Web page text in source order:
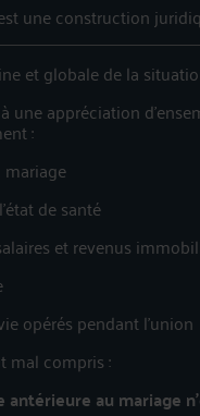
une construction
et globale de la
une appréciation
:
mariage
de santé
et revenus
opérés pendant l’union
mal compris :
au mariage